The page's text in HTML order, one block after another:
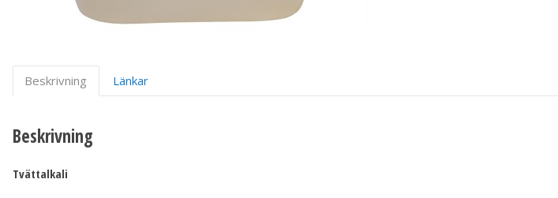
Beskrivning Länkar
Beskrivning
Tvättalkali